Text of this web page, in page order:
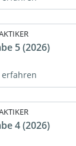
5 (2026)
erfahren
4 (2026)